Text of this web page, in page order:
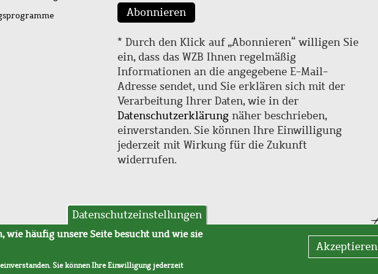
Abonnieren
* Durch den Klick auf „Abonnieren“ willigen Sie
ein, dass das WZB Ihnen regelmäßig
Informationen an die angegebene E-Mail-
Adresse sendet, und Sie erklären sich mit der
Verarbeitung Ihrer Daten, wie in der
Datenschutzerklärung näher beschrieben,
einverstanden. Sie können Ihre Einwilligung
jederzeit mit Wirkung für die Zukunft
widerrufen.
AVB
Datenschutzeinstellungen
wie häufig unsere Seite besucht und wie sie
Sie können Ihre Einwilligung jederzeit
Akzeptieren